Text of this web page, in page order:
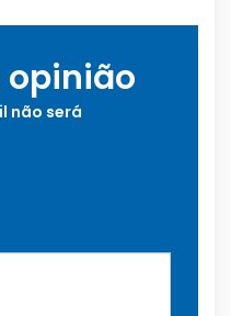
opinião
não será